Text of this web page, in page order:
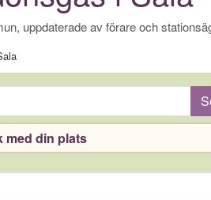
uppdaterade av förare och
med din plats